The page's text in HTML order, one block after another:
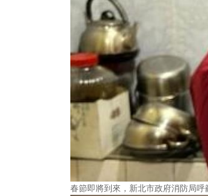
春節即將到來，新北市政府消防局